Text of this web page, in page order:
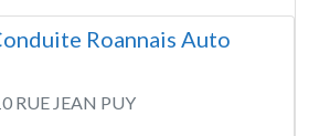
Roannais Auto
RUE JEAN PUY